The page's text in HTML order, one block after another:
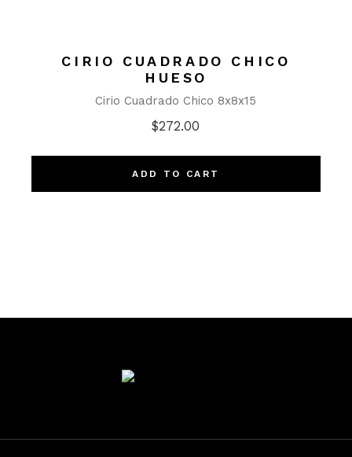
CIRIO CUADRADO CHICO
HUESO
Cirio Cuadrado Chico 8x8x15
$272.00
ADD TO CART